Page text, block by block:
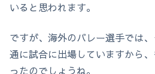
いると思われます。
ですが、海外のバレー選手では
通に試合に出場していますから
ったのでしょうね。